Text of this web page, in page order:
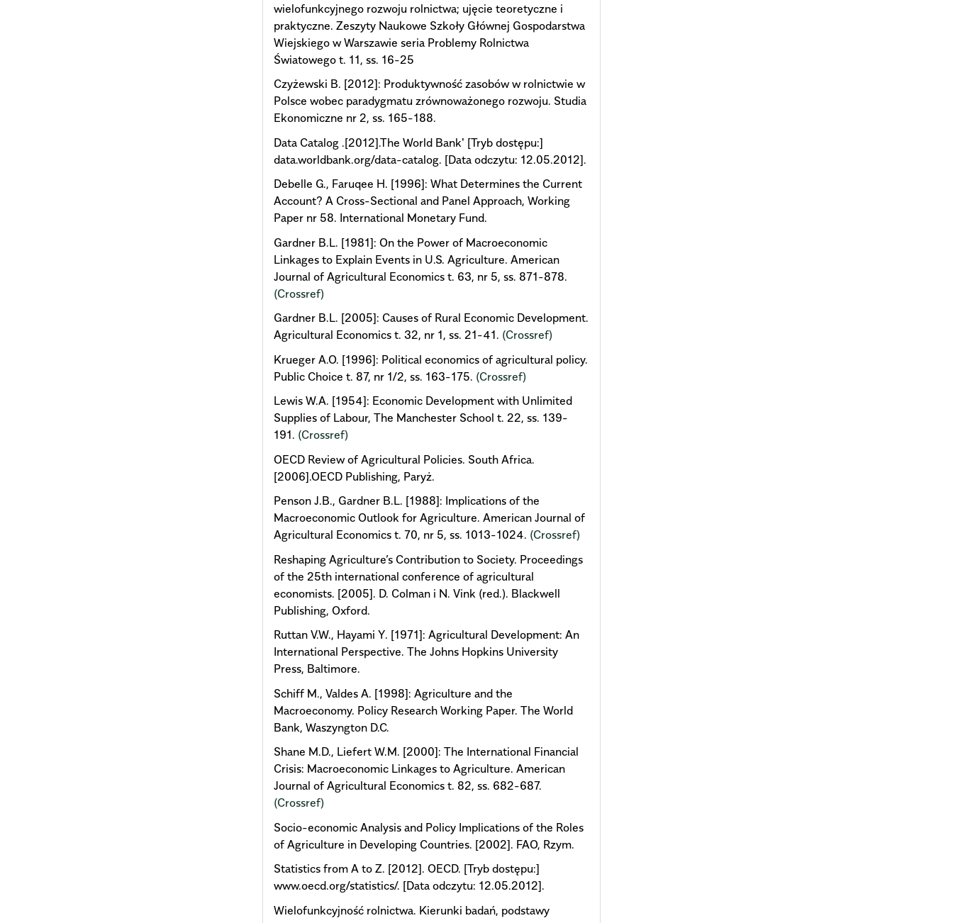
wielofunkcyjnego rozwoju rolnictwa; ujęcie teoretyczne i
praktyczne. Zeszyty Naukowe Szkoły Głównej Gospodarstwa
Wiejskiego w Warszawie seria Problemy Rolnictwa
Światowego t. 11, ss. 16-25
Czyżewski B. [2012]: Produktywność zasobów w rolnictwie w
Polsce wobec paradygmatu zrównoważonego rozwoju. Studia
Ekonomiczne nr 2, ss. 165-188.
Data Catalog .[2012].The World Bank' [Tryb dostępu:]
data.worldbank.org/data-catalog. [Data odczytu: 12.05.2012].
Debelle G., Faruqee H. [1996]: What Determines the Current
Account? A Cross-Sectional and Panel Approach, Working
Paper nr 58. International Monetary Fund.
Gardner B.L. [1981]: On the Power of Macroeconomic
Linkages to Explain Events in U.S. Agriculture. American
Journal of Agricultural Economics t. 63, nr 5, ss. 871-878.
(Crossref)
Gardner B.L. [2005]: Causes of Rural Economic Development.
Agricultural Economics t. 32, nr 1, ss. 21-41. (Crossref)
Krueger A.O. [1996]: Political economics of agricultural policy.
Public Choice t. 87, nr 1/2, ss. 163-175. (Crossref)
Lewis W.A. [1954]: Economic Development with Unlimited
Supplies of Labour, The Manchester School t. 22, ss. 139-
191. (Crossref)
OECD Review of Agricultural Policies. South Africa.
[2006].OECD Publishing, Paryż.
Penson J.B., Gardner B.L. [1988]: Implications of the
Macroeconomic Outlook for Agriculture. American Journal of
Agricultural Economics t. 70, nr 5, ss. 1013-1024. (Crossref)
Reshaping Agriculture’s Contribution to Society. Proceedings
of the 25th international conference of agricultural
economists. [2005]. D. Colman i N. Vink (red.). Blackwell
Publishing, Oxford.
Ruttan V.W., Hayami Y. [1971]: Agricultural Development: An
International Perspective. The Johns Hopkins University
Press, Baltimore.
Schiff M., Valdes A. [1998]: Agriculture and the
Macroeconomy. Policy Research Working Paper. The World
Bank, Waszyngton D.C.
Shane M.D., Liefert W.M. [2000]: The International Financial
Crisis: Macroeconomic Linkages to Agriculture. American
Journal of Agricultural Economics t. 82, ss. 682-687.
(Crossref)
Socio-economic Analysis and Policy Implications of the Roles
of Agriculture in Developing Countries. [2002]. FAO, Rzym.
Statistics from A to Z. [2012]. OECD. [Tryb dostępu:]
www.oecd.org/statistics/. [Data odczytu: 12.05.2012].
Wielofunkcyjność rolnictwa. Kierunki badań, podstawy